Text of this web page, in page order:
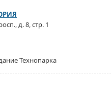
д. 8, стр. 1
Технопарка